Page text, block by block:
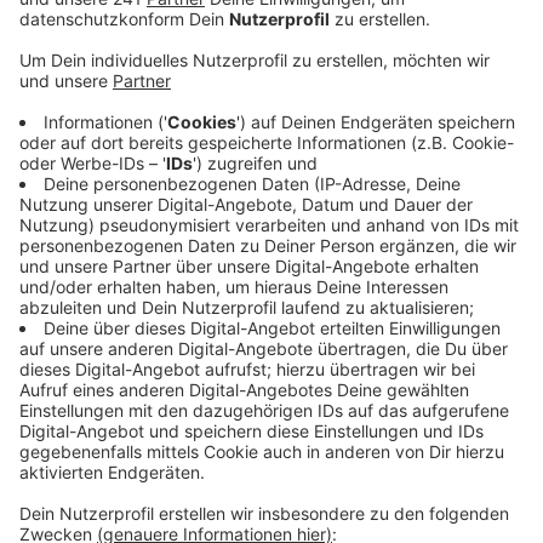
Veröffentlicht:Dienstag, 20.08.2019 06:23
Anzeige
Wie wohl fühlen wir uns in unseren Heimatstädten und
haben wir schonmal Gewalt erlebt? Unter andrem das
möchte das Land in dem Fragebogen wissen.
Experten gehen davon aus, dass es bei Gewalttaten –
egal ob körperlich oder psychisch – eine hohe
Dunkelziffer gibt. Vor allem Gewalt gegen Jungen und
Männer sei oft ein Tabu-Thema.
Das will das Land in Zukunft ändern: mit Hilfe der
Studie wollen die Ministerien vor allem die Opfer-Hilfe
verbessern. Insgesamt werden in den kommenden
Wochen 60.000 Menschen in ganz NRW befragt.